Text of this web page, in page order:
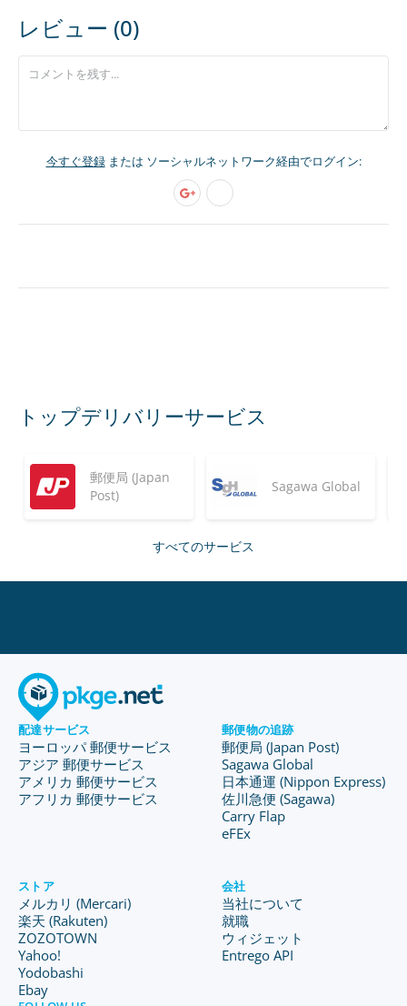
レビュー (0)
今すぐ登録または ソーシャルネットワーク経由でログイン:
トップデリバリーサービス
郵便局 (Japan
Post)
Sagawa Global
すべてのサービス
配達サービス
ヨーロッパ 郵便サービス
アジア 郵便サービス
アメリカ 郵便サービス
アフリカ 郵便サービス
郵便物の追跡
郵便局 (Japan Post)
Sagawa Global
日本通運 (Nippon Express)
佐川急便 (Sagawa)
Carry Flap
eFEx
ストア
メルカリ (Mercari)
楽天 (Rakuten)
ZOZOTOWN
Yahoo!
Yodobashi
Ebay
会社
当社について
就職
ウィジェット
Entrego API